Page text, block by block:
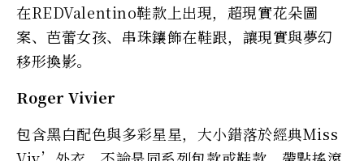
在REDValentino鞋款上出現，超現實花朵圖
案、芭蕾女孩、串珠鑲飾在鞋跟，讓現實與夢幻
移形換影。
Roger Vivier
包含黑白配色與多彩星星，大小錯落於經典Miss